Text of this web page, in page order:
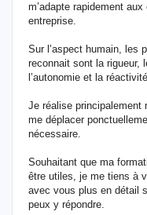
m’adapte rapidement
entreprise.
Sur l’aspect humain, les
reconnait sont la rigueur,
l’autonomie et la
Je réalise
me déplacer
nécessaire.
Souhaitant que ma
être utiles, je me tiens à
avec vous plus en détail
peux y répondre.